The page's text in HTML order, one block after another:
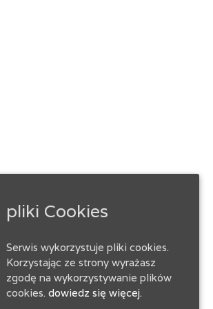
pliki Cookies
Serwis wykorzystuje pliki cookies.
Korzystając ze strony wyrażasz
zgodę na wykorzystywanie plików
cookies. dowiedz się więcej.